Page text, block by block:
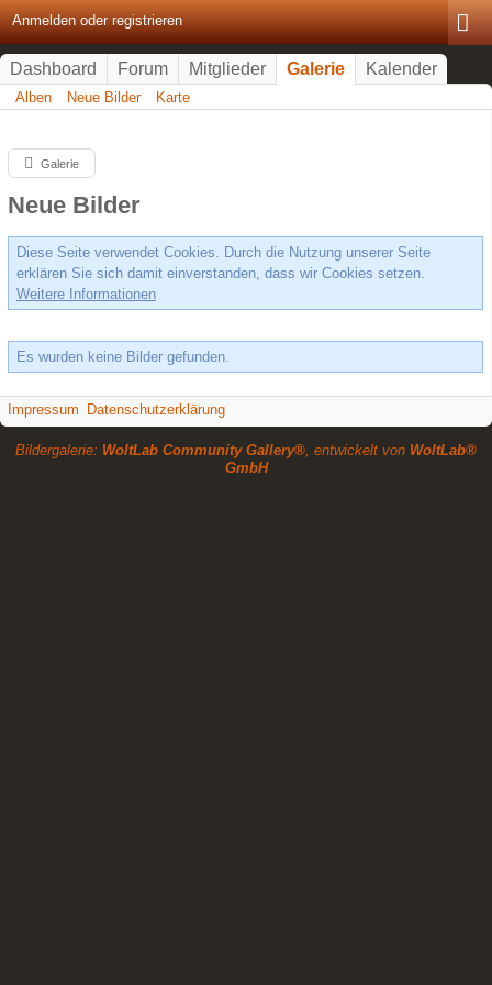
Anmelden oder registrieren
Dashboard Forum Mitglieder Galerie Kalender
Alben Neue Bilder Karte
Galerie
Neue Bilder
Diese Seite verwendet Cookies. Durch die Nutzung unserer Seite
erklären Sie sich damit einverstanden, dass wir Cookies setzen.
Weitere Informationen
Es wurden keine Bilder gefunden.
Impressum Datenschutzerklärung
Bildergalerie: WoltLab Community Gallery®, entwickelt von WoltLab®
GmbH